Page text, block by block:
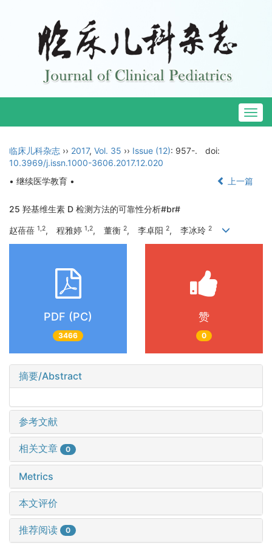
临床儿科杂志 ›› 2017, Vol. 35 ›› Issue (12): 957-.
doi:
10.3969/j.issn.1000-3606.2017.12.020
• 继续医学教育 •
上一篇
25 羟基维生素 D 检测方法的可靠性分析#br#
赵蓓蓓 1,2, 程雅婷 1,2, 董衡 2, 李卓阳 2, 李冰玲 2
PDF (PC)
3466
赞
0
摘要/Abstract
参考文献
相关文章 0
Metrics
本文评价
推荐阅读 0